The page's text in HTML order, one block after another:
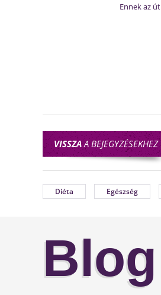
Ennek az
VISSZAA BEJEGYZÉSEKHEZ
Diéta Egészség
Blog